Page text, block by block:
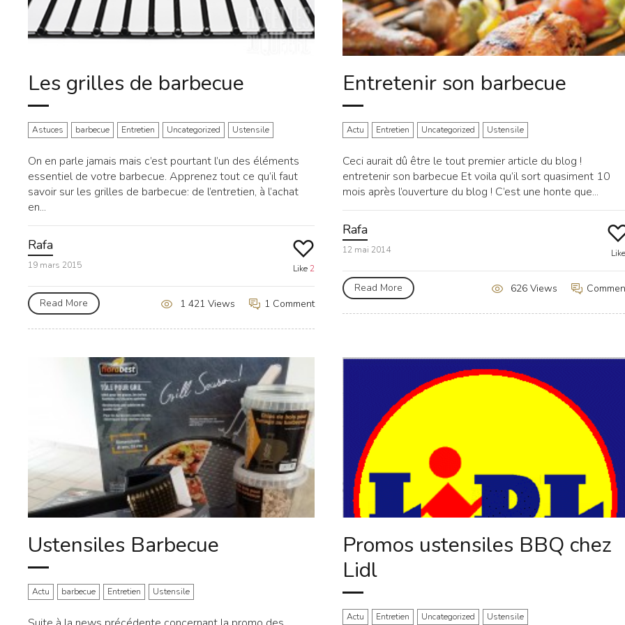
Les grilles de barbecue
Astuces barbecue Entretien Uncategorized Ustensile
On en parle jamais mais c’est pourtant l’un des éléments
essentiel de votre barbecue. Apprenez tout ce qu’il faut
savoir sur les grilles de barbecue: de l’entretien, à l’achat
en...
Rafa
19 mars 2015 Like2
Read More 1 Comment
1 421 Views
Entretenir son barbecue
Actu Entretien Uncategorized Ustensile
Ceci aurait dû être le tout premier article du blog !
entretenir son barbecue Et voila qu’il sort quasiment 10
mois après l’ouverture du blog ! C’est une honte que...
Rafa
12 mai 2014 Like
Read More 626 Views
Ustensiles Barbecue
Actu barbecue Entretien Ustensile
Promos ustensiles BBQ chez
Lidl
Actu Entretien Uncategorized Ustensile